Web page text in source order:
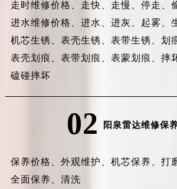
走时维修价格、 走快、 走慢、 停走、
进水维修价格、 进水、 进灰、 起雾、
机芯生锈、 表壳生锈、 表带生锈、 划
表壳划痕、 表带划痕、 表蒙划痕、 摔
磕碰摔坏
02 阳泉雷达维修保
保养价格、 外观维护、 机芯保养、 打
全面保养、 清洗